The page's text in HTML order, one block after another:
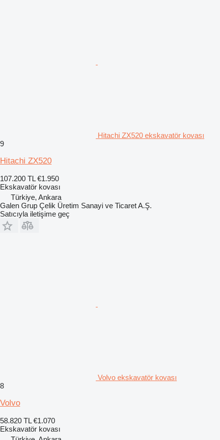
Hitachi ZX520 ekskavatör kovası
9
Hitachi ZX520
107.200 TL €1.950
Ekskavatör kovası
Türkiye, Ankara
Galen Grup Çelik Üretim Sanayi ve Ticaret A.Ş.
Satıcıyla iletişime geç
Volvo ekskavatör kovası
8
Volvo
58.820 TL €1.070
Ekskavatör kovası